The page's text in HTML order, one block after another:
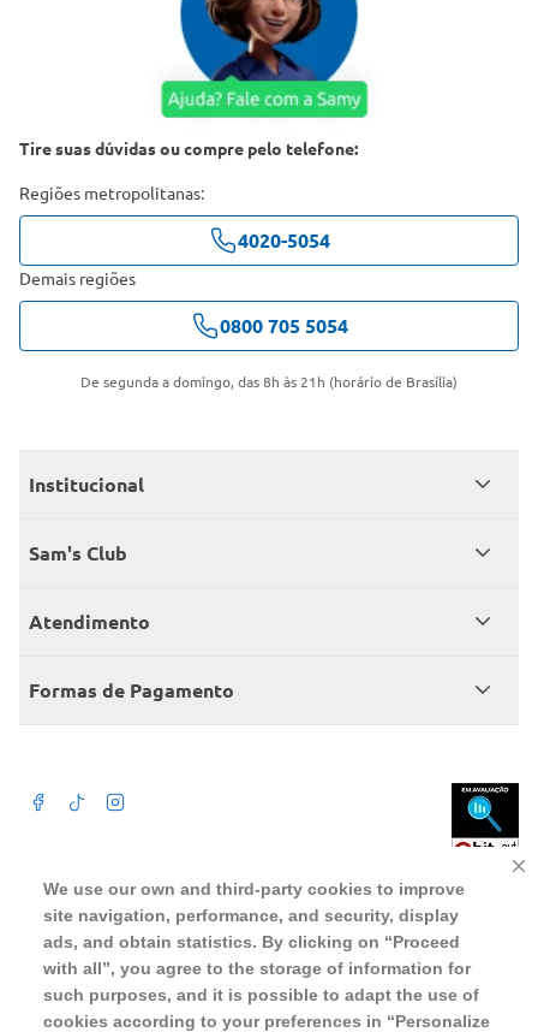
We use our own and third-party cookies to improve
site navigation, performance, and security, display
ads, and obtain statistics. By clicking on “Proceed
with all”, you agree to the storage of information for
such purposes, and it is possible to adapt the use of
cookies according to your preferences in “Personalize
Tire suas dúvidas ou compre pelo telefone:
Regiões metropolitanas:
4020-5054
Demais regiões
0800 705 5054
De segunda a domingo, das 8h às 21h (horário de Brasília)
Institucional
Quem somos
Encontre um Clube
Sam's Club
Seja sócio
Member’s Mark
Atendimento
Fale conosco
Atendimento em libras
Política de privacidade
Política de trocas e devoluções
Regulamento cashback
Formas de Pagamento
Beba com moderação. A Venda e o consumo de bebida alcoólica são
proibidos para menores de 18 anos. Preços, ofertas e condições exclusivas
para o site serão válidos durante o prazo definido ou enquanto durarem os
estoques, o que ocorrer primeiro, podendo sofrer alterações sem prévia
notificação. Caso falte algum produto, este não será entregue e o valor
correspondente não será cobrado. Para realizar compras no online será
aceito somente CPF de pessoas fisicas, não sendo possivel a compra por
pessoas juridicas utilizando CNPJ.
WMB SUPERMERCADOS DO BRASIL LTDA